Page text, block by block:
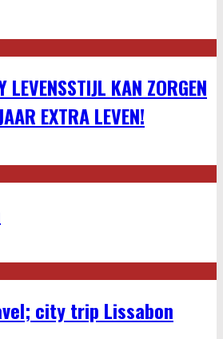
LEVENSSTIJL KAN ZORGEN
EXTRA LEVEN!
city trip Lissabon